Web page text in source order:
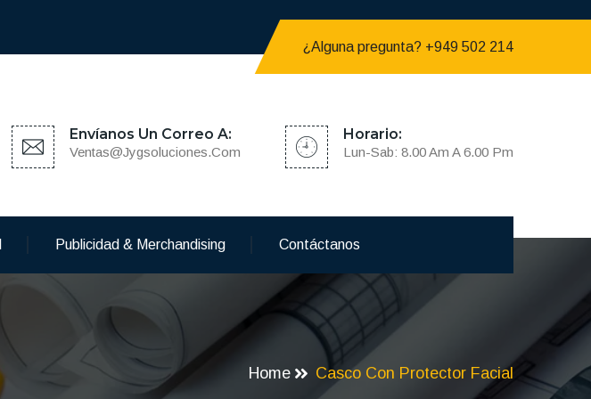
¿Alguna pregunta? +949 502 214
Envíanos Un Correo A:
Ventas@jygsoluciones.com
Horario:
Lun-Sab: 8.00 Am A 6.00 Pm
Publicidad & Merchandising Contáctanos
Home Casco Con Protector Facial